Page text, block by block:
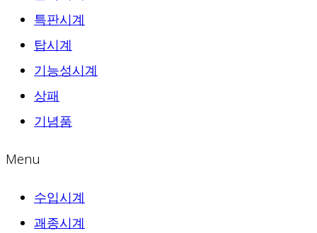
특판시계
탑시계
기능성시계
상패
기념품
Menu
수입시계
괘종시계